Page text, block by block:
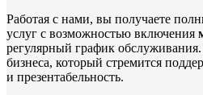
Работая с нами, вы получаете
услуг с возможностью включения
регулярный график
бизнеса, который стремится
и презентабельность.